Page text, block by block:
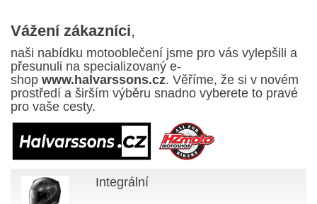
Vážení zákazníci,
naši nabídku motooblečení jsme pro vás vylepšili a
přesunuli na specializovaný e-
shop www.halvarssons.cz. Věříme, že si v novém
prostředí a širším výběru snadno vyberete to pravé
pro vaše cesty.
Integrální